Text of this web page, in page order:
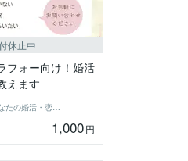
休止中
フォー向け！婚活
えます
ふゆまる＊あなたの婚活・恋愛伴走者＊
1,000円